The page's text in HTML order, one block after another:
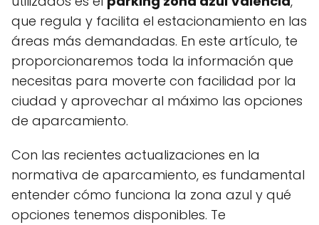
que regula y facilita el estacionamiento en las
áreas más demandadas. En este artículo, te
proporcionaremos toda la información que
necesitas para moverte con facilidad por la
ciudad y aprovechar al máximo las opciones
de aparcamiento.
Con las recientes actualizaciones en la
normativa de aparcamiento, es fundamental
entender cómo funciona la zona azul y qué
opciones tenemos disponibles. Te